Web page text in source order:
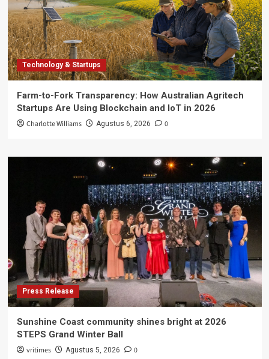
Technology & Startups
Farm-to-Fork Transparency: How Australian Agritech
Startups Are Using Blockchain and IoT in 2026
Charlotte Williams Agustus 6, 2026 0
Press Release
Sunshine Coast community shines bright at 2026
STEPS Grand Winter Ball
vritimes Agustus 5, 2026 0